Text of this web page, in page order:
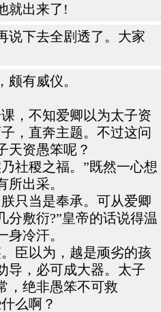
就出来了!
说下去全剧透了。大家
有威仪。
，不知爱卿以为太子资
，直奔主题。不过这问
天资愚笨呢？
社稷之福。”既然一心想
出采。
只当是奉承。可从爱卿
分敷衍?”皇帝的话说得温
冷汗。
臣以为，越是顽劣的孩
导，必可成大器。太子
，绝非愚笨不可救
么啊？